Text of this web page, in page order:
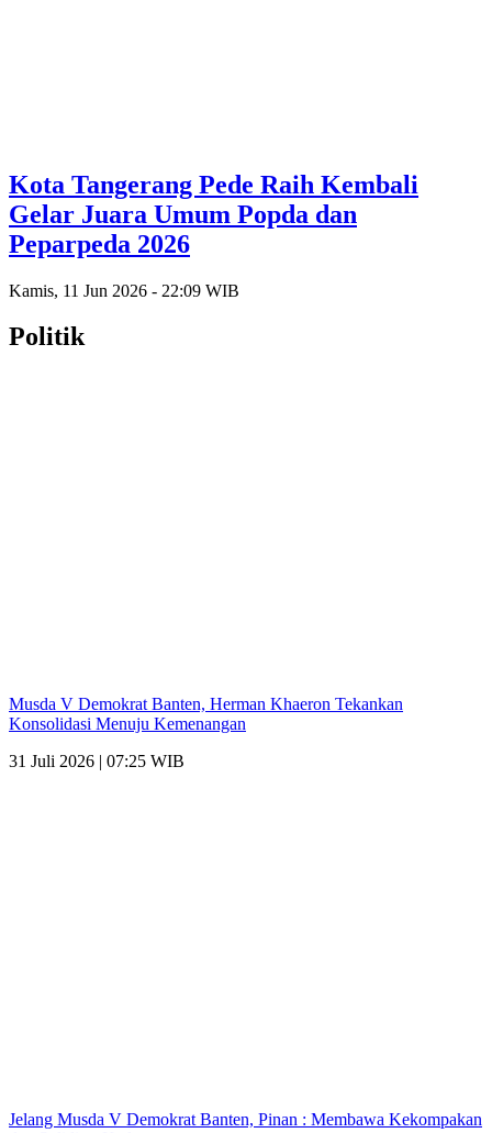
Kota Tangerang Pede Raih Kembali
Gelar Juara Umum Popda dan
Peparpeda 2026
Kamis, 11 Jun 2026 - 22:09 WIB
Politik
Musda V Demokrat Banten, Herman Khaeron Tekankan
Konsolidasi Menuju Kemenangan
31 Juli 2026 | 07:25 WIB
Jelang Musda V Demokrat Banten, Pinan : Membawa Kekompakan